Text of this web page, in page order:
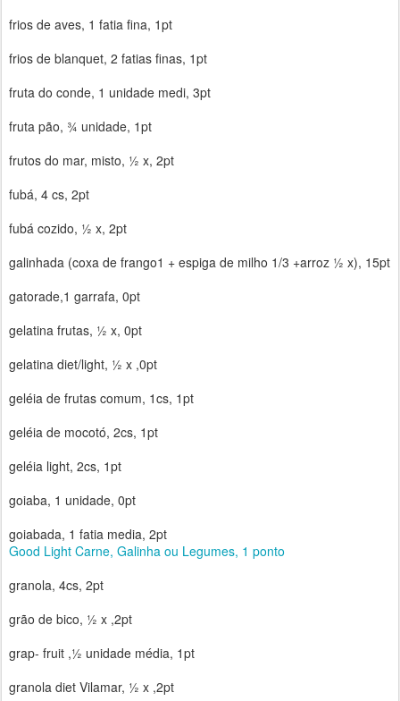
frios de aves, 1 fatia fina, 1pt
frios de blanquet, 2 fatias finas, 1pt
fruta do conde, 1 unidade medi, 3pt
fruta pão, ¾ unidade, 1pt
frutos do mar, misto, ½ x, 2pt
fubá, 4 cs, 2pt
fubá cozido, ½ x, 2pt
galinhada (coxa de frango1 + espiga de milho 1/3 +arroz ½ x), 15pt
gatorade,1 garrafa, 0pt
gelatina frutas, ½ x, 0pt
gelatina diet/light, ½ x ,0pt
geléia de frutas comum, 1cs, 1pt
geléia de mocotó, 2cs, 1pt
geléia light, 2cs, 1pt
goiaba, 1 unidade, 0pt
goiabada, 1 fatia media, 2pt
Good Light Carne, Galinha ou Legumes, 1 ponto
granola, 4cs, 2pt
grão de bico, ½ x ,2pt
grap- fruit ,½ unidade média, 1pt
granola diet Vilamar, ½ x ,2pt